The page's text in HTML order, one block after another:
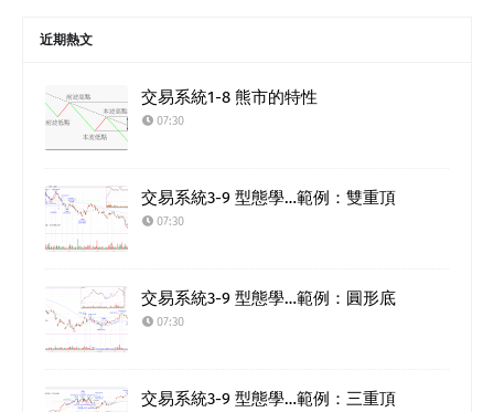
近期熱文
交易系統1-8 熊市的特性
07:30
交易系統3-9 型態學…範例：雙重頂
07:30
交易系統3-9 型態學…範例：圓形底
07:30
交易系統3-9 型態學…範例：三重頂